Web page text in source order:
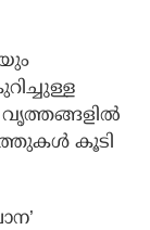
വൃത്തങ്ങളില്‍
കൂടി